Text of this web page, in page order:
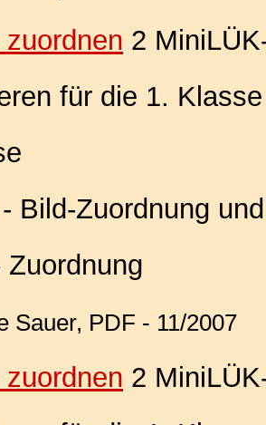
2
für die 1.
Bild-Zuordnung
Zuordnung
Sauer, PDF - 11/2007
2